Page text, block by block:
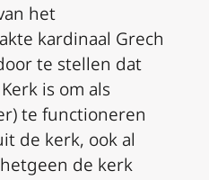
het
kardinaal Grech
te stellen dat
is om als
te functioneren
de kerk, ook al
de kerk